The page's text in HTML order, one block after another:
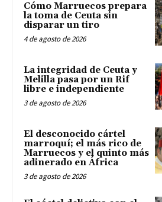
Cómo Marruecos prepara
la toma de Ceuta sin
disparar un tiro
4 de agosto de 2026
La integridad de Ceuta y
Melilla pasa por un Rif
libre e independiente
3 de agosto de 2026
El desconocido cártel
marroquí; el más rico de
Marruecos y el quinto más
adinerado en África
3 de agosto de 2026